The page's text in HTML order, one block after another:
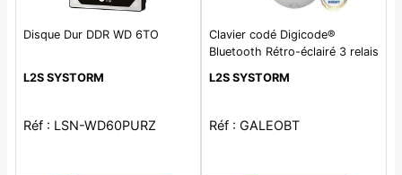
Disque Dur DDR WD 6TO
L2S SYSTORM
Réf : LSN-WD60PURZ
Clavier codé Digicode®
Bluetooth Rétro-éclairé 3 relais
L2S SYSTORM
Réf : GALEOBT